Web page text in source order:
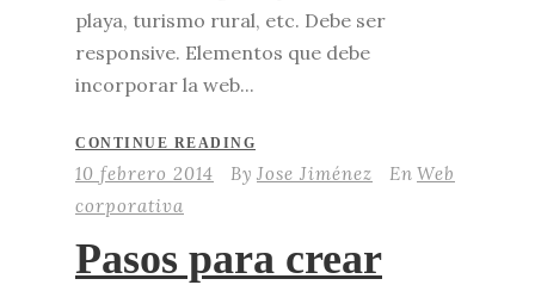
playa, turismo rural, etc. Debe ser
responsive. Elementos que debe
incorporar la web...
CONTINUE READING
10 febrero 2014 By Jose Jiménez En Web
corporativa
Pasos para crear